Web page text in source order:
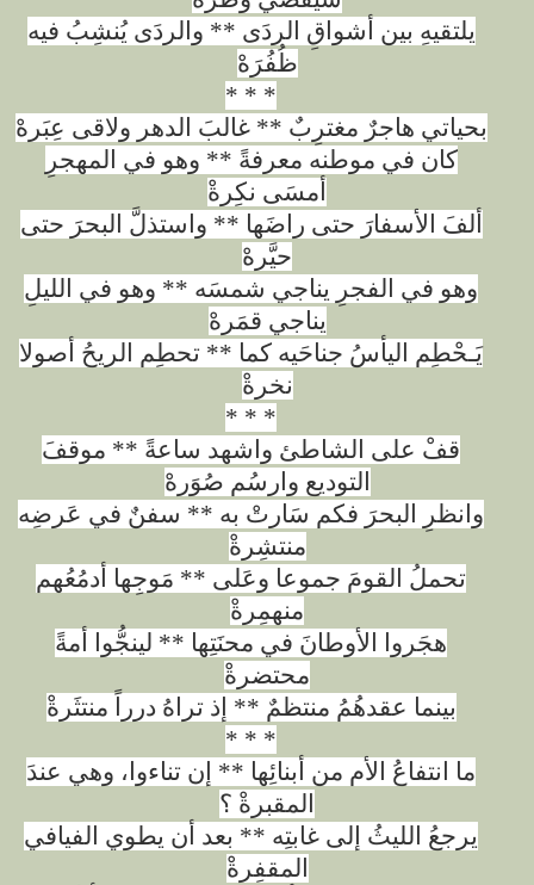
يلتقيهِ بين أشواقِ الردَى ** والردَى يُنشِبُ فيه
ظُفُرَهْ
* * *
بحياتي هاجرٌ مغترِبٌ ** غالبَ الدهر ولاقى عِبَرهْ
كان في موطنه معرفةً ** وهو في المهجرِ
أمسَى نكِرةْ
ألفَ الأسفارَ حتى راضَها ** واستذلَّ البحرَ حتى
حيَّرهْ
وهو في الفجرِ يناجي شمسَه ** وهو في الليلِ
يناجي قمَرهْ
يَـحْطِم اليأسُ جناحَيه كما ** تحطِم الريحُ أصولا
نخرةْ
* * *
قفْ على الشاطئ واشهد ساعةً ** موقفَ
التوديع وارسُم صُوَرهْ
وانظرِ البحرَ فكم سَارتْ به ** سفنٌ في عَرضِه
منتشِرةْ
تحملُ القومَ جموعا وعَلى ** مَوجِها أدمُعُهم
منهمِرةْ
هجَروا الأوطانَ في محنَتِها ** لينجُّوا أمةً
محتضرةْ
بينما عقدهُمُ منتظمٌ ** إذ تراهُ درراً منتثَرةْ
* * *
ما انتفاعُ الأم من أبنائِها ** إن تناءوا، وهي عندَ
المقبرةْ ؟
يرجعُ الليثُ إلى غابتِه ** بعد أن يطوي الفيافي
المقفِرةْ